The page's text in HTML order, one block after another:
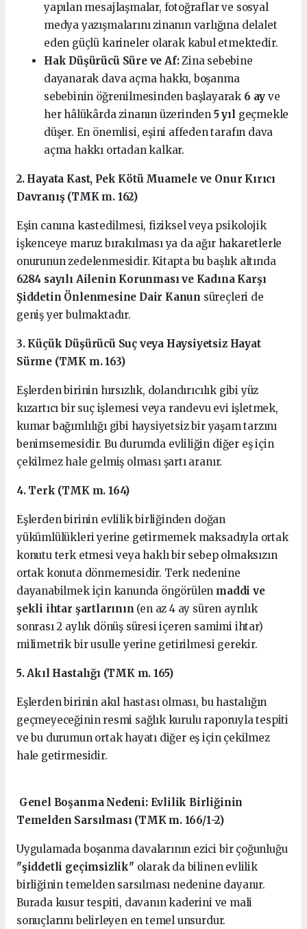
yapılan mesajlaşmalar, fotoğraflar ve sosyal
medya yazışmalarını zinanın varlığına delalet
eden güçlü karineler olarak kabul etmektedir.
Hak Düşürücü Süre ve Af:Zina sebebine
dayanarak dava açma hakkı, boşanma
sebebinin öğrenilmesinden başlayarak 6 ay ve
her hâlükârda zinanın üzerinden 5 yıl geçmekle
düşer. En önemlisi, eşini affeden tarafın dava
açma hakkı ortadan kalkar.
2. Hayata Kast, Pek Kötü Muamele ve Onur Kırıcı
Davranış (TMK m. 162)
Eşin canına kastedilmesi, fiziksel veya psikolojik
işkenceye maruz bırakılması ya da ağır hakaretlerle
onurunun zedelenmesidir. Kitapta bu başlık altında
6284 sayılı Ailenin Korunması ve Kadına Karşı
Şiddetin Önlenmesine Dair Kanun süreçleri de
geniş yer bulmaktadır.
3. Küçük Düşürücü Suç veya Haysiyetsiz Hayat
Sürme (TMK m. 163)
Eşlerden birinin hırsızlık, dolandırıcılık gibi yüz
kızartıcı bir suç işlemesi veya randevu evi işletmek,
kumar bağımlılığı gibi haysiyetsiz bir yaşam tarzını
benimsemesidir. Bu durumda evliliğin diğer eş için
çekilmez hale gelmiş olması şartı aranır.
4. Terk (TMK m. 164)
Eşlerden birinin evlilik birliğinden doğan
yükümlülükleri yerine getirmemek maksadıyla ortak
konutu terk etmesi veya haklı bir sebep olmaksızın
ortak konuta dönmemesidir. Terk nedenine
dayanabilmek için kanunda öngörülen maddi ve
şekli ihtar şartlarının (en az 4 ay süren ayrılık
sonrası 2 aylık dönüş süresi içeren samimi ihtar)
milimetrik bir usulle yerine getirilmesi gerekir.
5. Akıl Hastalığı (TMK m. 165)
Eşlerden birinin akıl hastası olması, bu hastalığın
geçmeyeceğinin resmi sağlık kurulu raporuyla tespiti
ve bu durumun ortak hayatı diğer eş için çekilmez
hale getirmesidir.
Genel Boşanma Nedeni: Evlilik Birliğinin
Temelden Sarsılması (TMK m. 166/1-2)
Uygulamada boşanma davalarının ezici bir çoğunluğu
"şiddetli geçimsizlik" olarak da bilinen evlilik
birliğinin temelden sarsılması nedenine dayanır.
Burada kusur tespiti, davanın kaderini ve mali
sonuçlarını belirleyen en temel unsurdur.